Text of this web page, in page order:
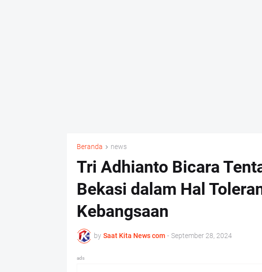
Beranda news
Tri Adhianto Bicara
Bekasi dalam Hal
Kebangsaan
by Saat Kita News com - September 28, 2024
ads